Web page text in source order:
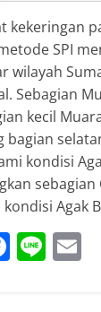
kekeringan
SPI
wilayah
Sebagian
kecil
bagian
kondisi
sebagian
Agak
F Li E